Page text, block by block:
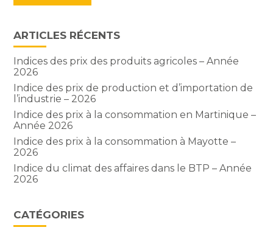
ARTICLES RÉCENTS
Indices des prix des produits agricoles – Année
2026
Indice des prix de production et d’importation de
l’industrie – 2026
Indice des prix à la consommation en Martinique –
Année 2026
Indice des prix à la consommation à Mayotte –
2026
Indice du climat des affaires dans le BTP – Année
2026
CATÉGORIES